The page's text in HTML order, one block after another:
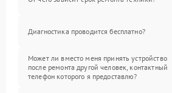
Диагностика проводится бесплатно?
Может ли вместо меня принять устройство
после ремонта другой человек, контактный
телефон которого я предоставлю?